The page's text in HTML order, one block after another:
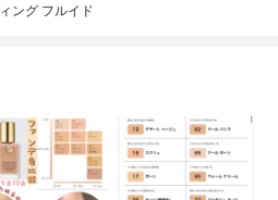
ング フルイド